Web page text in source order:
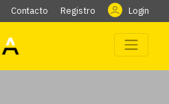
Contacto Registro Login